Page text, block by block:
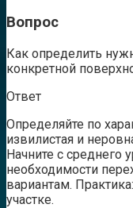
Вопрос
Как определить
конкретной
Ответ
Определяйте по
извилистая и
Начните с среднего
необходимости
вариантам.
участке.